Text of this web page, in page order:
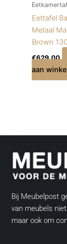
Eettafel
Metaal
Brown
€629,00
aan
Bij Meubelpost
van meubels
maar ook om